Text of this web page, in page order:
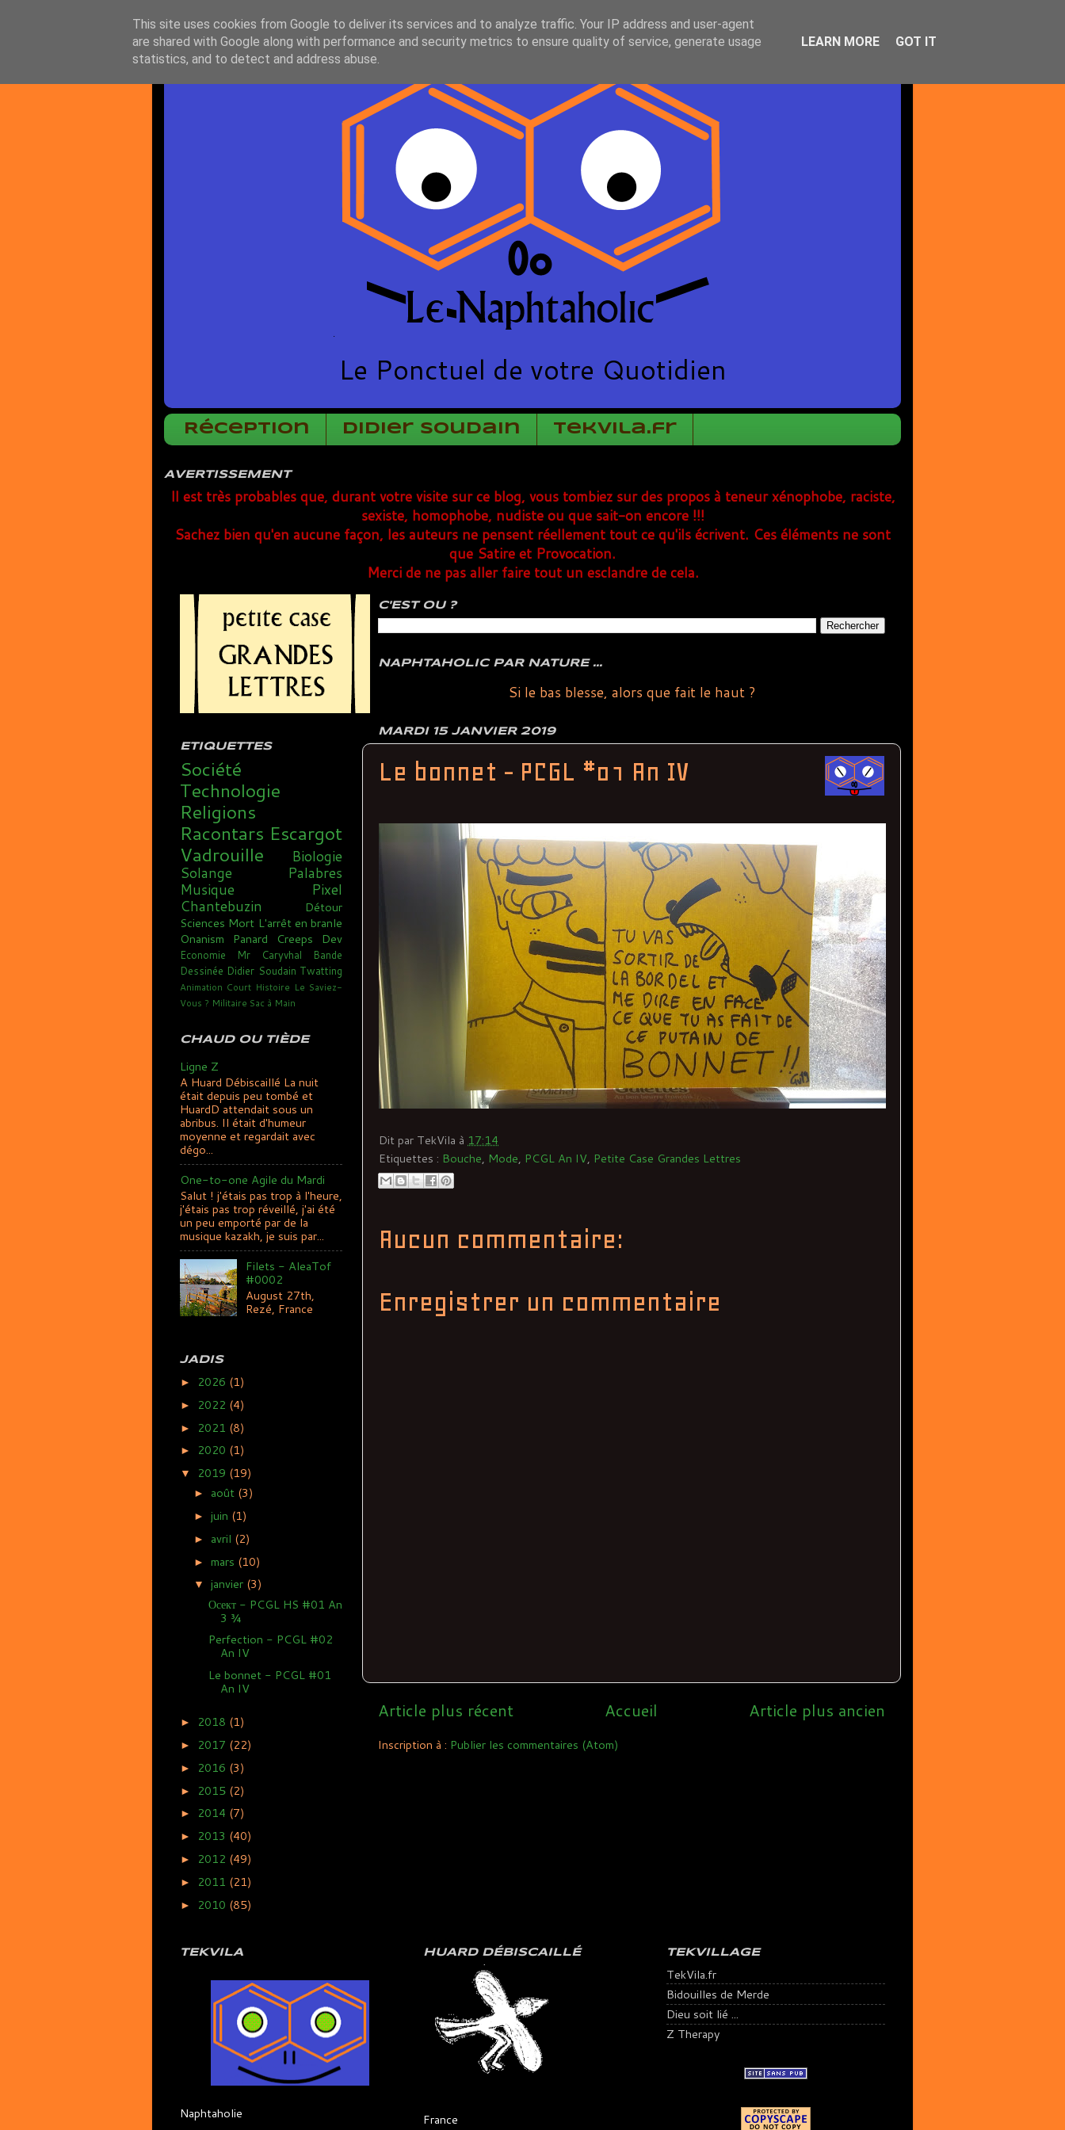
Le Ponctuel de votre Quotidien
Réception Didier Soudain TekVila.fr
AVERTISSEMENT
Il est très probables que, durant votre visite sur ce blog, vous tombiez sur des propos à teneur xénophobe, raciste,
sexiste, homophobe, nudiste ou que sait-on encore !!!
Sachez bien qu'en aucune façon, les auteurs ne pensent réellement tout ce qu'ils écrivent. Ces éléments ne sont
que Satire et Provocation.
Merci de ne pas aller faire tout un esclandre de cela.
C'EST OU ?
NAPHTAHOLIC PAR NATURE ...
Si le bas blesse, alors que fait le haut ?
MARDI 15 JANVIER 2019
Le bonnet - PCGL #01 An IV
Dit par TekVila à 17:14
Etiquettes : Bouche, Mode, PCGL An IV, Petite Case Grandes Lettres
Aucun commentaire:
Enregistrer un commentaire
Article plus récent Article plus ancien
Accueil
Inscription à : Publier les commentaires (Atom)
ETIQUETTES
Société
Technologie
Religions
Racontars Escargot
Vadrouille
Biologie
Solange
Palabres
Musique
Pixel
Chantebuzin
Détour
Sciences Mort L'arrêt en branle
Onanism
Panard Creeps Dev
Economie Mr Caryvhal
Bande
Dessinée Didier Soudain Twatting
Animation Court Histoire Le Saviez-
Vous ? Militaire Sac à Main
CHAUD OU TIÈDE
Ligne Z
A Huard Débiscaillé La nuit
était depuis peu tombé et
HuardD attendait sous un
abribus. Il était d'humeur
moyenne et regardait avec
dégo...
One-to-one Agile du Mardi
Salut ! j'étais pas trop à l'heure,
j'étais pas trop réveillé, j'ai été
un peu emporté par de la
musique kazakh, je suis par...
Filets - AleaTof
#0002
August 27th,
Rezé, France
JADIS
► 2026 (1)
► 2022 (4)
► 2021 (8)
► 2020 (1)
▼ 2019 (19)
► août (3)
►juin (1)
► avril (2)
►mars (10)
▼janvier (3)
Осект - PCGL HS #01 An
3 ¾
Perfection - PCGL #02
An IV
Le bonnet - PCGL #01
An IV
► 2018 (1)
► 2017 (22)
► 2016 (3)
► 2015 (2)
► 2014 (7)
► 2013 (40)
► 2012 (49)
► 2011 (21)
► 2010 (85)
TEKVILA
Naphtaholie
HUARD DÉBISCAILLÉ
France
TEKVILLAGE
TekVila.fr
Bidouilles de Merde
Dieu soit lié ...
Z Therapy
This site uses cookies from Google to deliver its services and to analyze traffic. Your IP address and user-agent
are shared with Google along with performance and security metrics to ensure quality of service, generate usage
statistics, and to detect and address abuse.
LEARN MORE GOT IT